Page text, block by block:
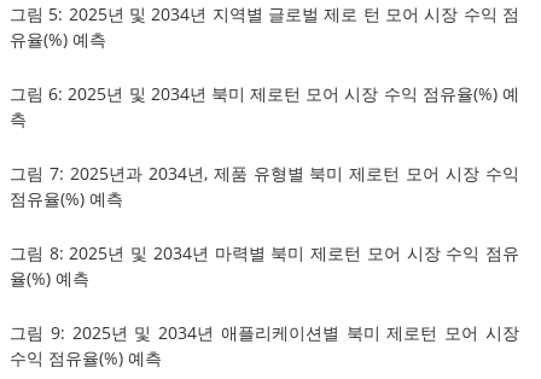
그림 5: 2025년 및 2034년 지역별 글로벌 제로 턴 모어 시장 수익 점
유율(%) 예측
그림 6: 2025년 및 2034년 북미 제로턴 모어 시장 수익 점유율(%) 예
측
그림 7: 2025년과 2034년, 제품 유형별 북미 제로턴 모어 시장 수익
점유율(%) 예측
그림 8: 2025년 및 2034년 마력별 북미 제로턴 모어 시장 수익 점유
율(%) 예측
그림 9: 2025년 및 2034년 애플리케이션별 북미 제로턴 모어 시장
수익 점유율(%) 예측